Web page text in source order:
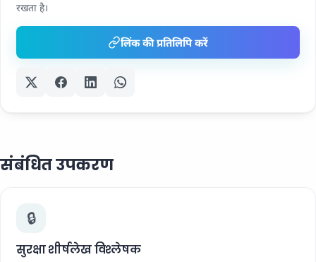
रखता है।
लिंक की प्रतिलिपि करें
संबंधित उपकरण
🔒
सुरक्षा शीर्षलेख विश्लेषक